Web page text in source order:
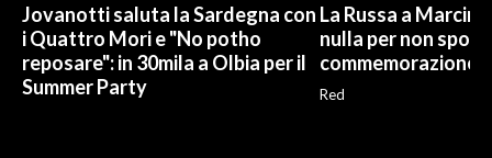
Jovanotti saluta la Sardegna con
i Quattro Mori e "No potho
reposare": in 30mila a Olbia per il
Summer Party
La Russa a
nulla per non
commemorazione
Red